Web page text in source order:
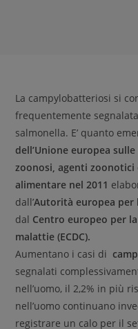
La campylobatteriosi si
frequentemente
salmonella. E’ quanto
dell’Unione europea
zoonosi, agenti
alimentare nel 2011
dall’Autorità europea per
dal Centro europeo per
malattie (ECDC).
Aumentano i casi di
segnalati
nell’uomo, il 2,2% in più
nell’uomo continuano
registrare un calo per il